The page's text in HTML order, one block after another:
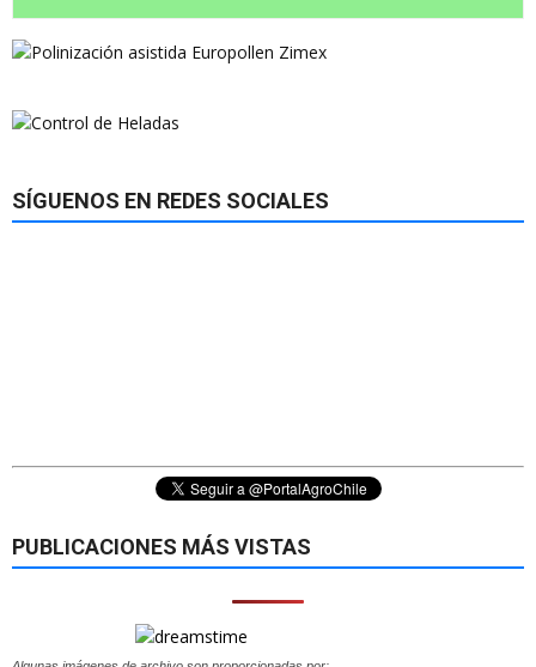
SÍGUENOS EN REDES SOCIALES
PUBLICACIONES MÁS VISTAS